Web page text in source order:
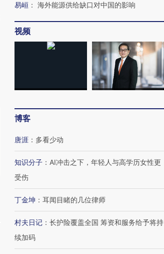
易峘 ： 海外能源供给缺口对中国的影响
视频
博客
唐涯 ： 多看少动
知识分子 ： AI冲击之下，年轻人与高学历女性更
受伤
丁金坤 ： 耳闻目睹的几位律师
村夫日记 ： 长护险覆盖全国 筹资和服务给予将持
续加码